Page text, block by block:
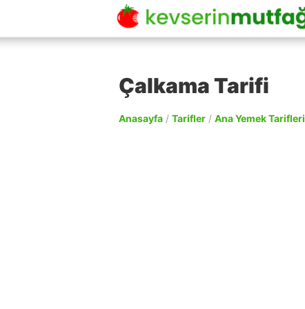
Çalkama Tarifi
Anasayfa / Tarifler / Ana Yemek Tarifleri